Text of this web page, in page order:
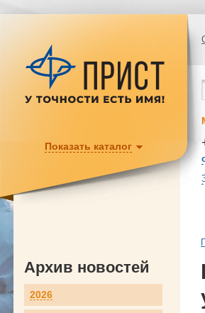
Показать каталог
Архив новостей
2026